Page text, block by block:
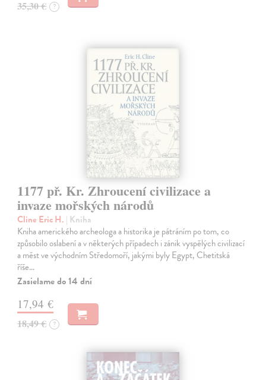
35,30 € ?
1177 př. Kr. Zhroucení civilizace a
invaze mořských národů
Cline Eric H. | Kniha
Kniha amerického archeologa a historika je pátráním po tom, co
způsobilo oslabení a v některých případech i zánik vyspělých civilizací
a měst ve východním Středomoří, jakými byly Egypt, Chetitská
říše…
Zasielame do 14 dní
17,94 €
18,49 € ?